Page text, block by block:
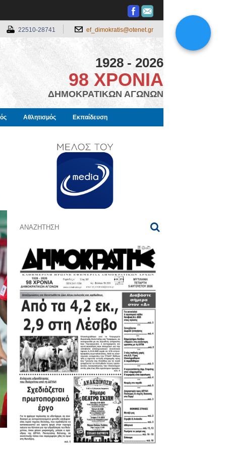
22510-28741 ef_dimokratis@otenet.gr
1928 - 2026
98 ΧΡΟΝΙΑ
ΔΗΜΟΚΡΑΤΙΚΩΝ ΑΓΩΝΩΝ
Αθλητισμός Εκπαίδευση